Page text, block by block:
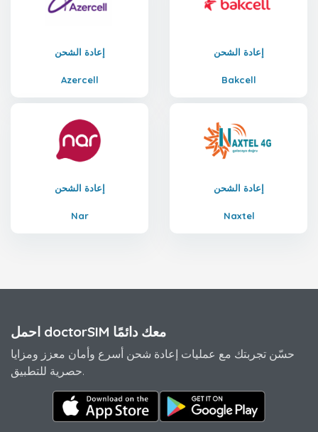
إعادة الشحن
Azercell
إعادة الشحن
Bakcell
إعادة الشحن
Nar
إعادة الشحن
Naxtel
احمل doctorSIM معك دائمًا
حسّن تجربتك مع عمليات إعادة شحن أسرع وأمان معزز ومزايا
حصرية للتطبيق.